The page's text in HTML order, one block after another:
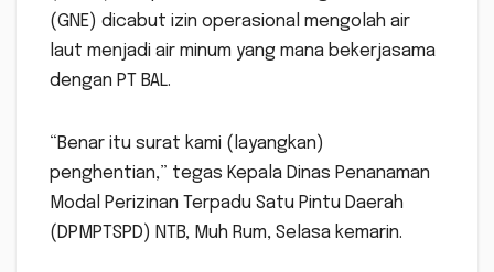
(GNE) dicabut izin operasional mengolah air
laut menjadi air minum yang mana bekerjasama
dengan PT BAL.
“Benar itu surat kami (layangkan)
penghentian,” tegas Kepala Dinas Penanaman
Modal Perizinan Terpadu Satu Pintu Daerah
(DPMPTSPD) NTB, Muh Rum, Selasa kemarin.